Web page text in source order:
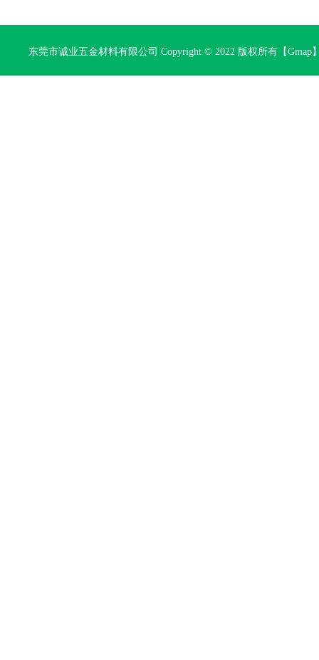
东莞市诚业五金材料有限公司 Copyright © 2022 版权所有【Gmap